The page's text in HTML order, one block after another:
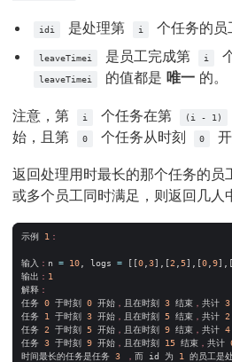
idi 是处理第 i 个任务的员
leaveTimei 是员工完成第 i
leaveTimei 的值都是 唯一 的。
注意，第 i 个任务在第 (i - 1)
始，且第
0 个任务从时刻 0 开
返回处理用时最长的那个任务的
或多个员工同时满足，则返回几人
示例 1 ：
输入 ： n = 10 logs = [[0 3],[2 5],[0 9],[
输出 ： 1
解释 ：
任务 0 于时刻 0 开始 且在时刻 3 结束 共计 3
任务
1 于时刻 3 开始 且在时刻 5 结束 共计 2
任务 2 于时刻 5 开始 且在时刻 9 结束 共计 4
任务 3 于时刻 9 开始 且在时刻 15 结束 共计
时间最长的任务是任务 3 而 id 为 1 的员工是